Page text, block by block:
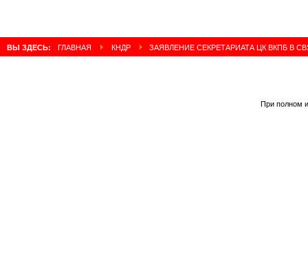
ВЫ ЗДЕСЬ: ГЛАВНАЯ КНДР ЗАЯВЛЕНИЕ СЕКРЕТАРИАТА ЦК ВКПБ В
При полном